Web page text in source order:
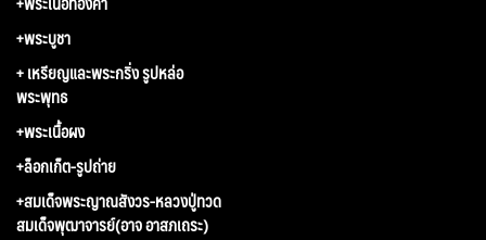
+พระบูชา
+ เหรียญและพระกริ่ง รูปหล่อ
พระพุทธ
+พระเนื้อผง
+ล็อกเก็ต-รูปถ่าย
+สมเด็จพระญาณสังวร-หลวงปู่ทวด
สมเด็จพุฒาจารย์(อาจ อาสภเถระ)